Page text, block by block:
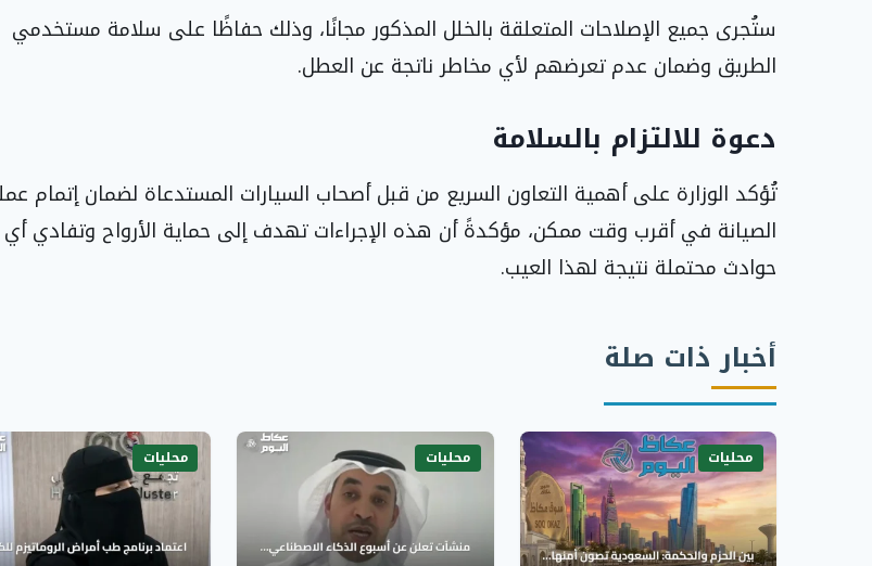
ستُجرى جميع الإصلاحات المتعلقة بالخلل المذكور مجانًا، وذلك حفاظًا على سلامة مستخدمي
الطريق وضمان عدم تعرضهم لأي مخاطر ناتجة عن العطل.
دعوة للالتزام بالسلامة
تُؤكد الوزارة على أهمية التعاون السريع من قبل أصحاب السيارات المستدعاة لضمان إتمام
الصيانة في أقرب وقت ممكن، مؤكدةً أن هذه الإجراءات تهدف إلى حماية الأرواح وتفادي أي
حوادث محتملة نتيجة لهذا العيب.
أخبار ذات صلة
محليات محليات محليات